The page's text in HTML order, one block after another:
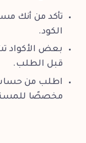
تأكد من أنك
الكود.
بعض الأكواد
قبل الطلب.
اطلب من حساب
مخصصًا